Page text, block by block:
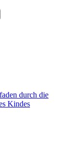
durch die
Kindes